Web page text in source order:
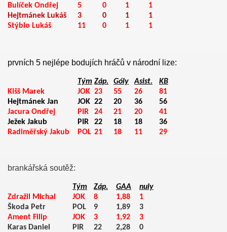
Bulíček Ondřej
5 0 1
1
Hejtmánek Lukáš
3 0 1
1
Stýblo Lukáš
11 0 1 1
prvních 5 nejlépe bodujích hráčů v národní lize:
Tým Záp. Góly Asist.
KB
Kišš Marek
JOK 23 55 26
81
Hejtmánek Jan
JOK 22 20 36
56
Jacura Ondřej
PIR 24 21 20
41
Ježek Jakub
PIR 22 18 18
36
Radiměřský Jakub
POL 21 18 11 29
brankářská soutěž:
Tým Záp. GAA
nuly
Zdražil Michal
JOK 8 1,88
1
Škoda Petr
POL 9 1,89
3
Ament Filip
JOK 3 1,92
3
Karas Daniel
PIR 22 2,28
0